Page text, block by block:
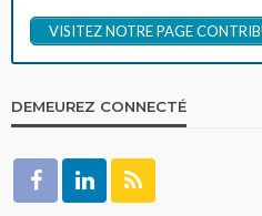
VISITEZ NOTRE PAGE
DEMEUREZ CONNECTÉ